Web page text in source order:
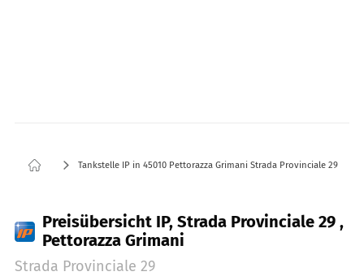
Tankstelle IP in 45010 Pettorazza Grimani Strada Provinciale 29
Preisübersicht IP, Strada Provinciale 29 ,
Pettorazza Grimani
Strada Provinciale 29